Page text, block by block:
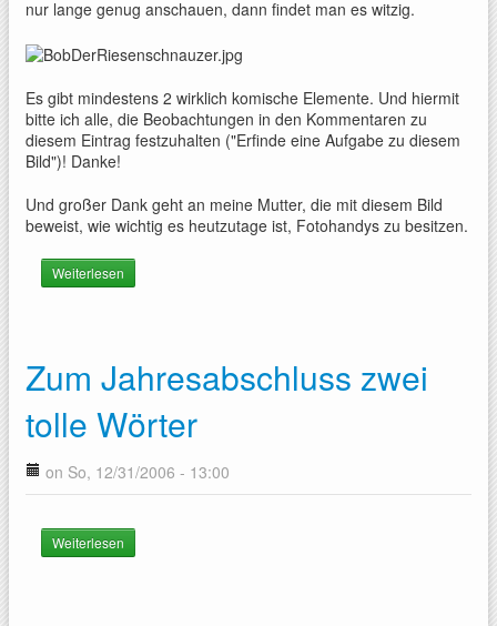
nur lange genug anschauen, dann findet man es witzig.
Es gibt mindestens 2 wirklich komische Elemente. Und hiermit
bitte ich alle, die Beobachtungen in den Kommentaren zu
diesem Eintrag festzuhalten ("Erfinde eine Aufgabe zu diesem
Bild")! Danke!
Und großer Dank geht an meine Mutter, die mit diesem Bild
beweist, wie wichtig es heutzutage ist, Fotohandys zu besitzen.
Weiterlesen
Zum Jahresabschluss zwei
tolle Wörter
on So, 12/31/2006 - 13:00
Weiterlesen